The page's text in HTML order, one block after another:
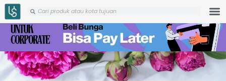
Skip
to
content
Search
Search